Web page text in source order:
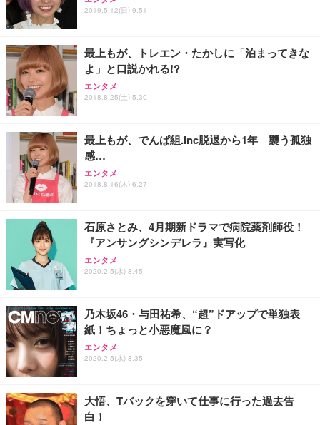
ワーク チェア 強化バックレスト 30度ロッキング機
能 人間工学 椅子 腰サポート 90度跳ね上げ式アーム
務用 おしゃれ パソコンチェア (ブラック)
Sezlife オフィスチェア デスクチェア 疲れない テレ
ワーク チェア 強化バックレスト 30度ロッキング機
能 人間工学 椅子 腰サポート 90度跳ね上げ式アーム
務用 おしゃれ パソコンチェア (ホワイト)
ANDWINT オフィスチェア デスクチェア 肘なし メ
ッシュ 通気性 ランバーサポート付き 腰サポート ガ
ス圧無段階昇降 360度回転 キャスター付き コンパク
フック付き（CFI-ZDM1J）
【整備済み品】Dell E2724HS 27インチ 液晶モニタ
ー フルHD（1920×1080）VA 非光沢 HDMI/DisplayP
ort/VGA スピーカー内蔵 高さ調整 スイベル VESA対
【MiniLED/24.5inch/280Hz/FHD】GRAPHT THE S
HOOTER Gaming Monitor 24” Essential ゲーミン
グモニター QD 24.5インチ 1ms FHD 量子ドット 残
り 単品
Smart Basic(スマートベーシック) 【Amazon.co.jp
限定】 Smart Basic アイリスオーヤマ ペットシーツ
超厚型 お徳用 ワイド 100枚入 (x 1) (ケース販売)
アイリスオーヤマ ペットシーツ 超厚型 お徳用 レギ
ュラー 200枚入【Amazon.co.jp限定】
2019.5.12(日) 9:51
最上もが、トレエン・たかしに「泊まってきな
よ」と口説かれる!?
エンタメ
2018.8.25(土) 5:30
最上もが、でんぱ組.inc脱退から1年 襲う孤独
感…
エンタメ
2018.8.16(木) 6:27
石原さとみ、4月期新ドラマで病院薬剤師役！
『アンサングシンデレラ』実写化
エンタメ
2020.2.5(水) 8:45
乃木坂46・与田祐希、“超”ドアップで単独表
紙！ちょっと小悪魔風に？
エンタメ
2020.2.5(水) 8:35
大悟、Tバックを穿いて仕事に行った過去告
白！